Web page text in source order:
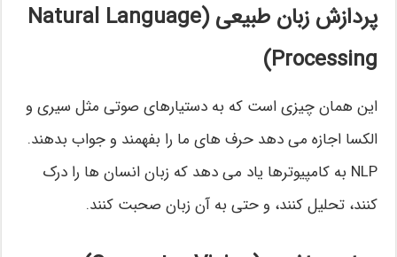
پردازش زبان طبیعی (Natural Language
Processing)
این همان چیزی است که به دستیارهای صوتی مثل سیری و
الکسا اجازه می دهد حرف های ما را بفهمند و جواب بدهند.
NLP به کامپیوترها یاد می دهد که زبان انسان ها را درک
کنند، تحلیل کنند، و حتی به آن زبان صحبت کنند.